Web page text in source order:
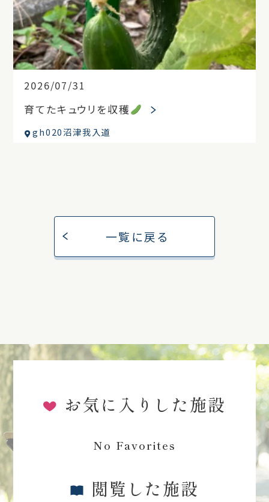
2026/07/31
育てたキュウリを収穫
gh020沼津我入道
一覧に戻る
お気に入りした施設
No Favorites
閲覧した施設